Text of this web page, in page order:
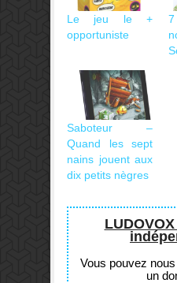
Le jeu le +
opportuniste
Saboteur –
Quand les sept
nains jouent aux
dix petits nègres
Vous pouvez
un